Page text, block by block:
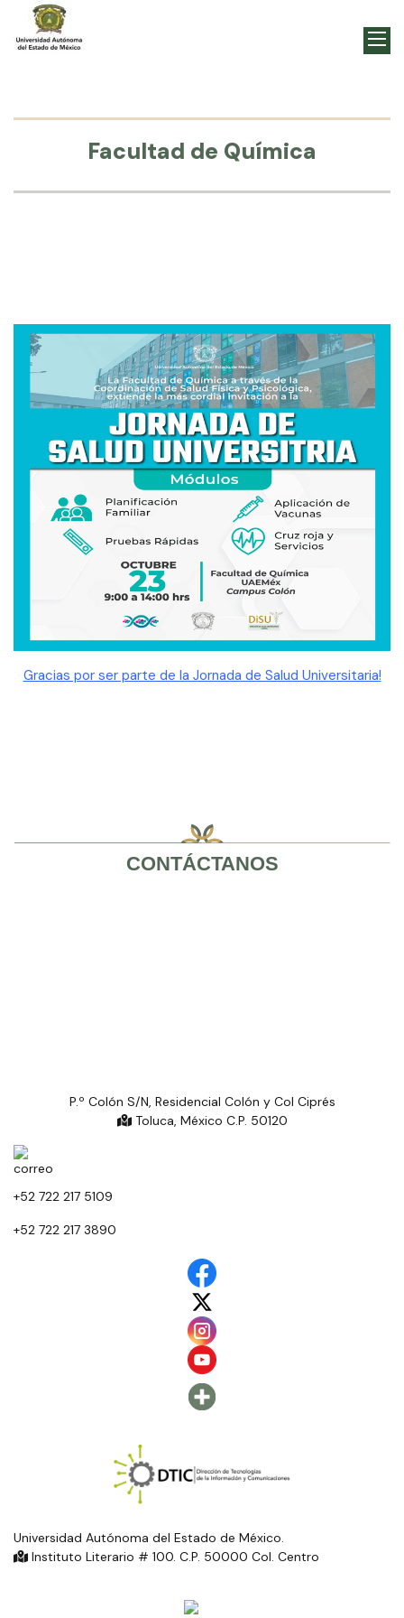
Facultad de Química
Gracias por ser parte de la Jornada de Salud Universitaria!
CONTÁCTANOS
P.º Colón S/N, Residencial Colón y Col Ciprés
Toluca, México C.P. 50120
+52 722 217 5109
+52 722 217 3890
Universidad Autónoma del Estado de México.
Instituto Literario # 100. C.P. 50000 Col. Centro